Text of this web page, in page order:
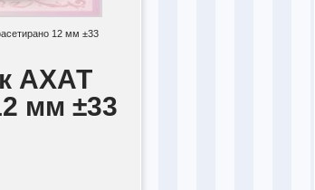
12 мм ±33
АХАТ
мм ±33